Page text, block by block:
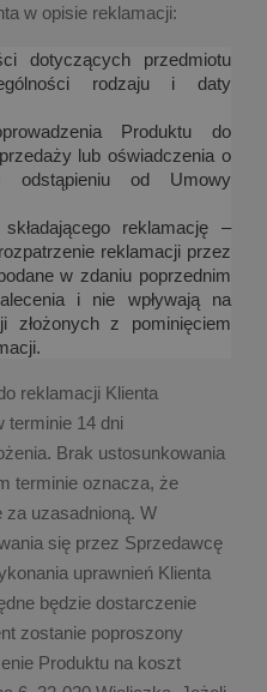
w opisie reklamacji:
dotyczących przedmiotu
rodzaju i daty
Produktu do
lub oświadczenia o
odstąpieniu od Umowy
reklamację –
reklamacji przez
w zdaniu poprzednim
i nie wpływają na
złożonych z pominięciem
reklamacji Klienta
terminie 14 dni
Brak ustosunkowania
terminie oznacza, że
za uzasadnioną. W
się przez Sprzedawcę
uprawnień Klienta
będzie dostarczenie
zostanie poproszony
Produktu na koszt